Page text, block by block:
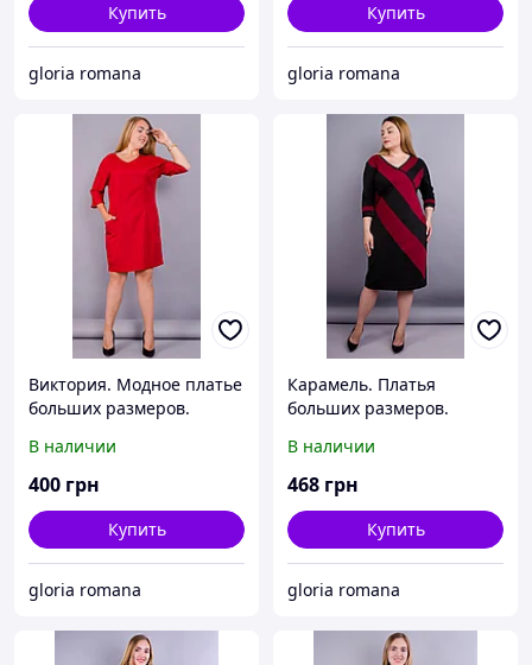
Купить
gloria romana
Купить
gloria romana
Виктория. Модное платье
больших размеров.
В наличии
400 грн
Купить
gloria romana
Карамель. Платья
больших размеров.
В наличии
468 грн
Купить
gloria romana